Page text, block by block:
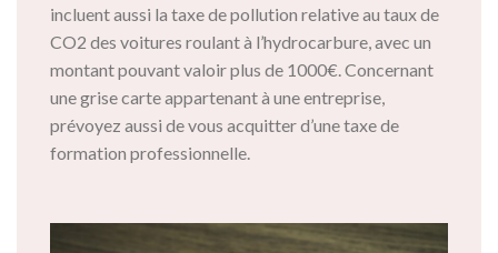
incluent aussi la taxe de pollution relative au taux de
CO2 des voitures roulant à l’hydrocarbure, avec un
montant pouvant valoir plus de 1000€. Concernant
une grise carte appartenant à une entreprise,
prévoyez aussi de vous acquitter d’une taxe de
formation professionnelle.